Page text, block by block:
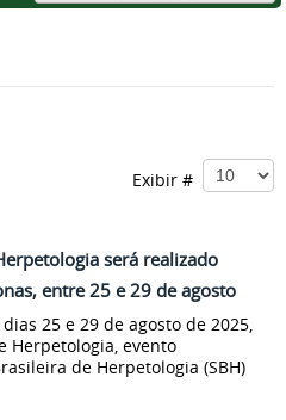
Exibir #
será realizado
entre 25 e 29 de agosto
25 e 29 de agosto de 2025,
Herpetologia, evento
de Herpetologia (SBH)